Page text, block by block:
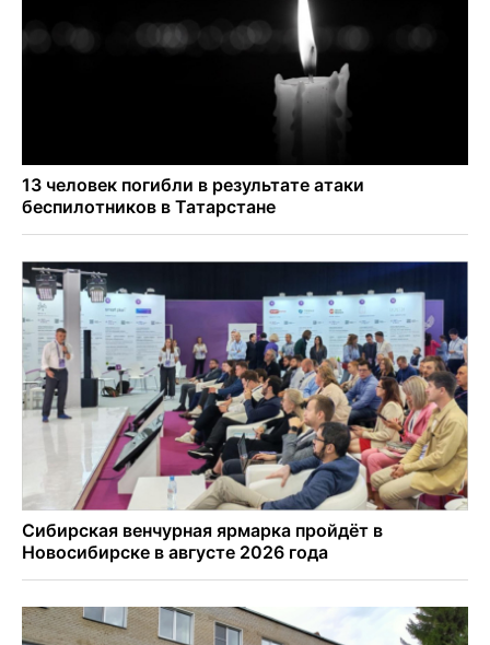
Ученики новосибирского лицея победили в
Международной олимпиаде по ИИ